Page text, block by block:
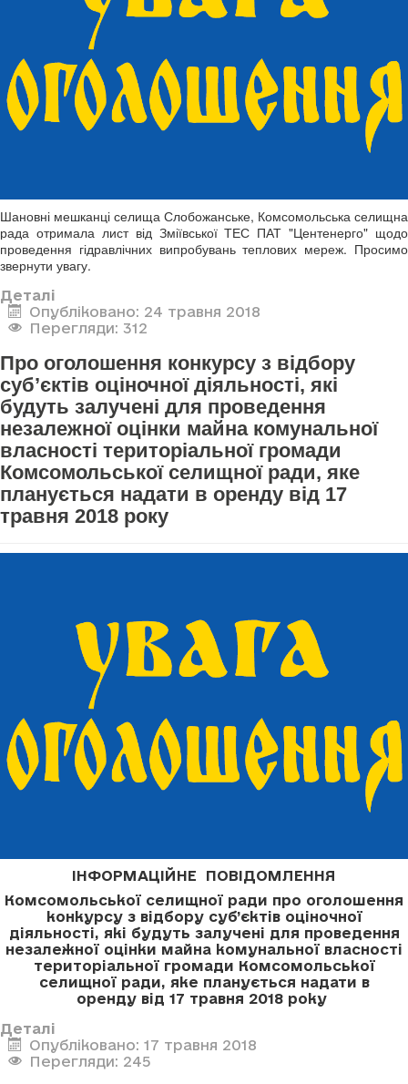
Шановні мешканці селища Слобожанське, Комсомольська селищна
рада отримала лист від Зміївської ТЕС ПАТ "Центенерго" щодо
проведення гідравлічних випробувань теплових мереж. Просимо
звернути увагу.
Деталі
Опубліковано: 24 травня 2018
Перегляди: 312
Про оголошення конкурсу з відбору
суб’єктів оціночної діяльності, які
будуть залучені для проведення
незалежної оцінки майна комунальної
власності територіальної громади
Комсомольської селищної ради, яке
планується надати в оренду від 17
травня 2018 року
ІНФОРМАЦІЙНЕ ПОВІДОМЛЕННЯ
Комсомольської селищної ради про оголошення
конкурсу з відбору суб’єктів оціночної
діяльності, які будуть залучені для проведення
незалежної оцінки майна комунальної власності
територіальної громади Комсомольської
селищної ради, яке планується надати в
оренду від 17 травня 2018 року
Деталі
Опубліковано: 17 травня 2018
Перегляди: 245